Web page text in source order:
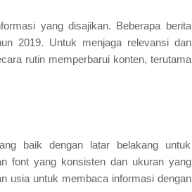
yang disajikan. Beberapa berita
2019. Untuk menjaga relevansi dan
rutin memperbarui konten, terutama
baik dengan latar belakang untuk
font yang konsisten dan ukuran yang
usia untuk membaca informasi dengan